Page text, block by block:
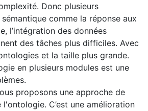
Donc plusieurs
comme la réponse aux
l’intégration des données
des tâches plus difficiles. Avec
et la taille plus grande.
en plusieurs modules est une
proposons une approche de
C’est une amélioration